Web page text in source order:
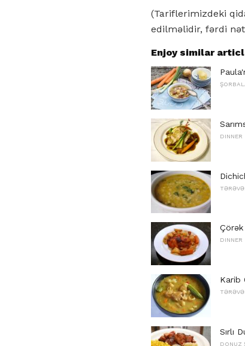
(Tariflerimizdeki
edilməlidir, fərdi
Enjoy similar
DINNER
Çörək
DINNER
Karib
Sırlı
DONUZ